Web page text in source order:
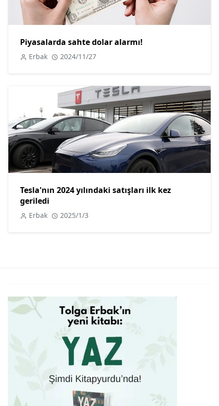
Piyasalarda sahte dolar alarmı!
Erbak 2024/11/27
Tesla'nın 2024 yılındaki satışları ilk kez
geriledi
Erbak 2025/1/3